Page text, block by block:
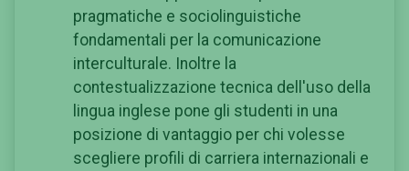
pragmatiche e sociolinguistiche
fondamentali per la comunicazione
interculturale. Inoltre la
contestualizzazione tecnica dell'uso della
lingua inglese pone gli studenti in una
posizione di vantaggio per chi volesse
scegliere profili di carriera internazionali e